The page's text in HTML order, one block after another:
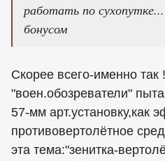
работать по
бонусом
Скорее всего-именно
"воен.обозреватели"
57-мм арт.установку,как
противовертолётное
эта тема:"зенитка-